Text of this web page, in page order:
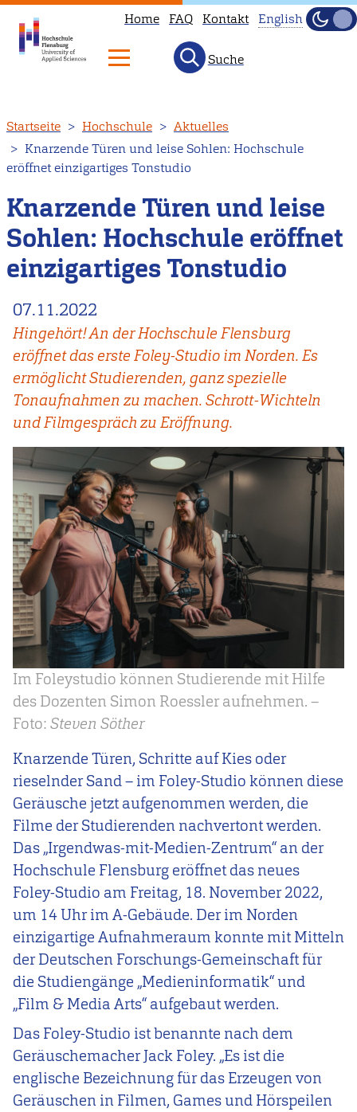
zum
Inhalt
Home FAQ Kontakt
available
English.
Head
to
our
page
instead.
English
Hell
Suche
Startseite Hochschule
Aktuelles
Knarzende Türen und leise Sohlen: Hochschule
eröffnet einzigartiges Tonstudio
Knarzende Türen und leise
Sohlen: Hochschule eröffnet
einzigartiges Tonstudio
07.11.2022
Hingehört! An der Hochschule Flensburg
eröffnet das erste Foley-Studio im Norden. Es
ermöglicht Studierenden, ganz spezielle
Tonaufnahmen zu machen. Schrott-Wichteln
und Filmgespräch zu Eröffnung.
Im Foleystudio können Studierende mit Hilfe
des Dozenten Simon Roessler aufnehmen. –
Foto: Steven Söther
Knarzende Türen, Schritte auf Kies oder
rieselnder Sand – im Foley-Studio können diese
Geräusche jetzt aufgenommen werden, die
Filme der Studierenden nachvertont werden.
Das „Irgendwas-mit-Medien-Zentrum“ an der
Hochschule Flensburg eröffnet das neues
Foley-Studio am Freitag, 18. November 2022,
um 14 Uhr im A-Gebäude. Der im Norden
einzigartige Aufnahmeraum konnte mit Mitteln
der Deutschen Forschungs-Gemeinschaft für
die Studiengänge „Medieninformatik“ und
„Film & Media Arts“ aufgebaut werden.
Das Foley-Studio ist benannte nach dem
Geräuschemacher Jack Foley. „Es ist die
englische Bezeichnung für das Erzeugen von
Geräuschen in Filmen, Games und Hörspeilen